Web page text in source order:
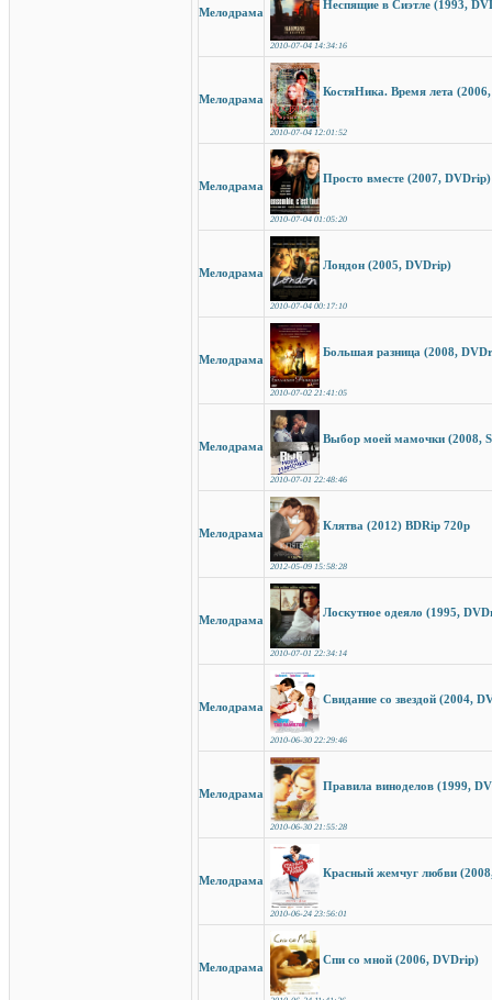
Мелодрама
Неспящие в Сиэтле (1993,
2010-07-04 14:34:16
Мелодрама
КостяНика. Время лета
2010-07-04 12:01:52
Мелодрама
Просто вместе (2007, DVDrip)
2010-07-04 01:05:20
Мелодрама
Лондон (2005, DVDrip)
2010-07-04 00:17:10
Мелодрама
Большая разница (2008,
2010-07-02 21:41:05
Мелодрама
Выбор моей мамочки (2008,
2010-07-01 22:48:46
Мелодрама
Клятва (2012) BDRip 720p
2012-05-09 15:58:28
Мелодрама
Лоскутное одеяло (1995,
2010-07-01 22:34:14
Мелодрама
Свидание со звездой (2004,
2010-06-30 22:29:46
Мелодрама
Правила виноделов (1999,
2010-06-30 21:55:28
Мелодрама
Красный жемчуг любви
2010-06-24 23:56:01
Мелодрама
Спи со мной (2006, DVDrip)